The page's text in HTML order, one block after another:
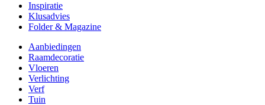
Inspiratie
Klusadvies
Folder & Magazine
Aanbiedingen
Raamdecoratie
Vloeren
Verlichting
Verf
Tuin